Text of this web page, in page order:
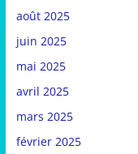
août 2025
juin 2025
mai 2025
avril 2025
mars 2025
février 2025